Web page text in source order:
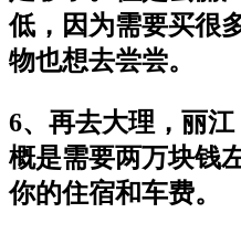
低，因为需要买很
物也想去尝尝。
6、再去大理，丽
概是需要两万块钱
你的住宿和车费。